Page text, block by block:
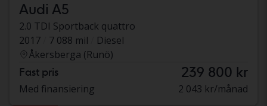
Audi A5
2.0 TDI Sportback quattro
2017
7 088 mil
Diesel
Åkersberga (Runö)
Fast pris 239 800 kr
Med finansiering 2 043 kr/månad